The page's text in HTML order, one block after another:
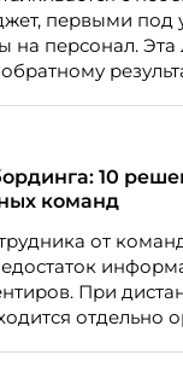
первыми под
на персонал. Эта
доходы
10
команд
от
При
отдельно